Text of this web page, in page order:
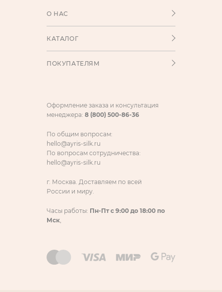
О НАС
КАТАЛОГ
ПОКУПАТЕЛЯМ
Оформление заказа и консультация
менеджера: 8 (800) 500-86-36
По общим вопросам:
hello@ayris-silk.ru
По вопросам сотрудничества:
hello@ayris-silk.ru
г. Москва. Доставляем по всей
России и миру.
Часы работы: Пн-Пт с 9:00 до 18:00 по
Мск